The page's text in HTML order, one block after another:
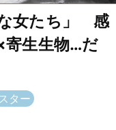
な女たち」 感
寄生生物…だ
ター